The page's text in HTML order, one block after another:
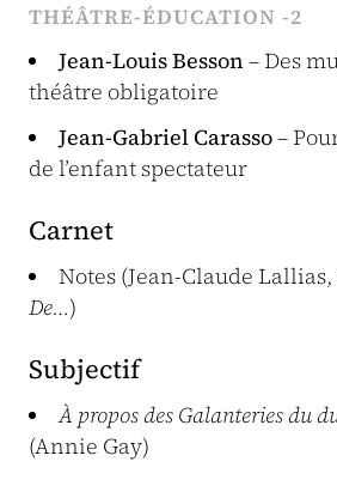
THÉÂTRE-ÉDUCATION -2
Jean-Louis Besson – Des
théâtre obligatoire
Jean-Gabriel Carasso–
de l’enfant spectateur
Carnet
Notes (Jean-Claude
De…)
Subjectif
À propos des Galanteries du
(Annie Gay)